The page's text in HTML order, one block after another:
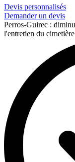
Devis personnalisés
Demander un devis
Perros-Guirec :
l'entretien du cimetière